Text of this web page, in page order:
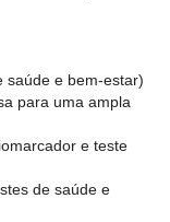
saúde e bem-estar)
para uma ampla
e teste
de saúde e